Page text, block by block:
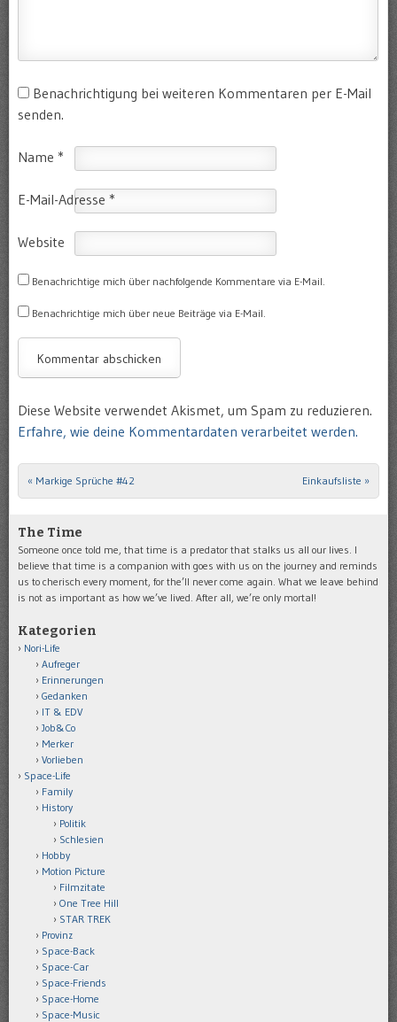
Benachrichtigung bei weiteren Kommentaren per E-Mail
senden.
Name *
E-Mail-Adresse *
Website
Benachrichtige mich über nachfolgende Kommentare via E-Mail.
Benachrichtige mich über neue Beiträge via E-Mail.
Diese Website verwendet Akismet, um Spam zu reduzieren.
Erfahre, wie deine Kommentardaten verarbeitet werden.
Post navigation
« Markige Sprüche #42 Einkaufsliste »
The Time
Someone once told me, that time is a predator that stalks us all our lives. I
believe that time is a companion with goes with us on the journey and reminds
us to cherisch every moment, for the’ll never come again. What we leave behind
is not as important as how we’ve lived. After all, we’re only mortal!
Kategorien
Nori-Life
Aufreger
Erinnerungen
Gedanken
IT & EDV
Job&Co
Merker
Vorlieben
Space-Life
Family
History
Politik
Schlesien
Hobby
Motion Picture
Filmzitate
One Tree Hill
STAR TREK
Provinz
Space-Back
Space-Car
Space-Friends
Space-Home
Space-Music